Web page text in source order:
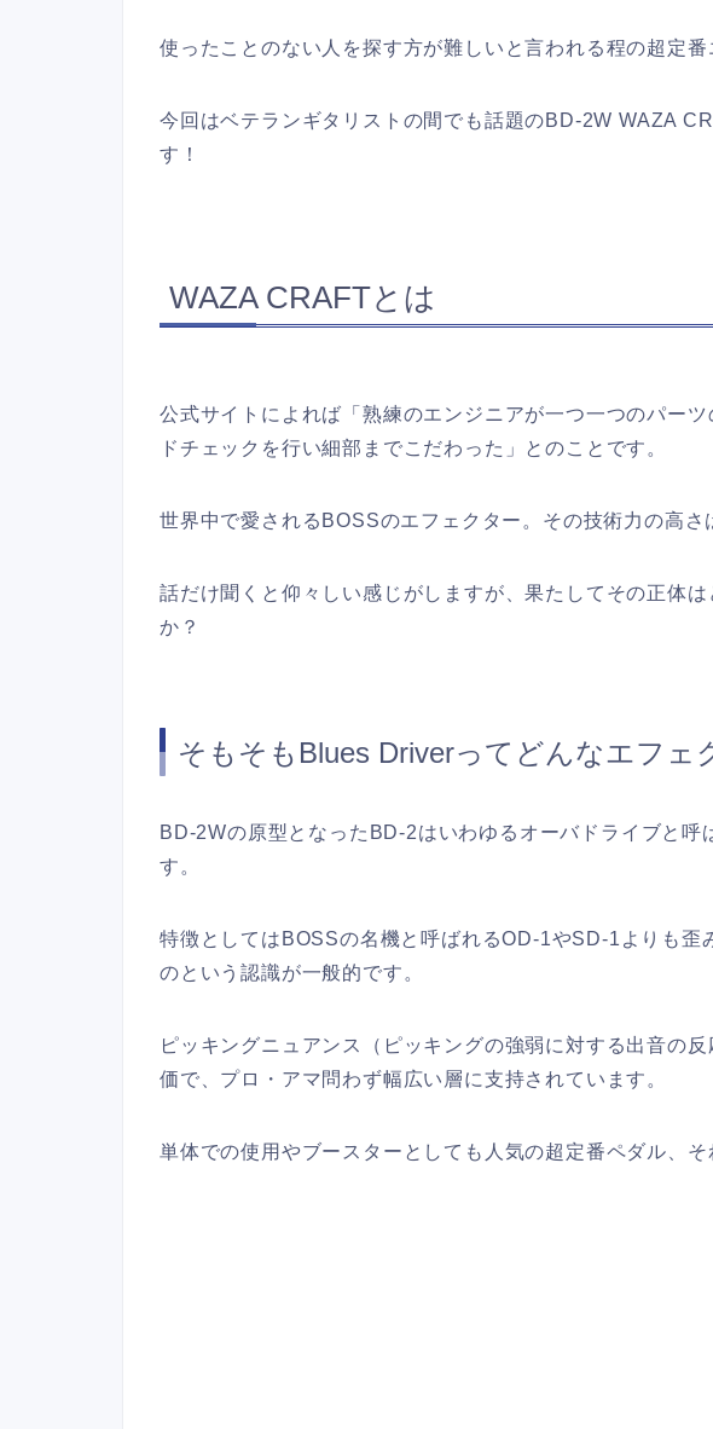
使ったことのない人を探す方が難しいと言われる程の超定番
今回はベテランギタリストの間でも話題のBD-2W WAZA
す！
WAZA CRAFTとは
公式サイトによれば「熟練のエンジニアが一つ一つのパー
ドチェックを行い細部までこだわった」とのことです。
世界中で愛されるBOSSのエフェクター。その技術力の高さ
話だけ聞くと仰々しい感じがしますが、果たしてその正体
か？
そもそもBlues Driverってどんなエフェ
BD-2Wの原型となったBD-2はいわゆるオーバドライブと呼
す。
特徴としてはBOSSの名機と呼ばれるOD-1やSD-1よりも歪
のという認識が一般的です。
ピッキングニュアンス（ピッキングの強弱に対する出音の
価で、プロ・アマ問わず幅広い層に支持されています。
単体での使用やブースターとしても人気の超定番ペダル、そ